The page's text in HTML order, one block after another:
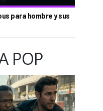
para hombre y sus
POP